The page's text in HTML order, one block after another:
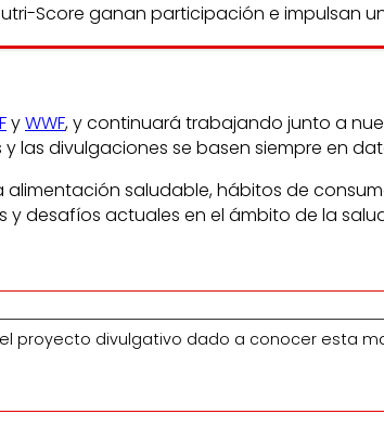
Score ganan participación e impulsan
yWWF, y continuará trabajando junto a
divulgaciones se basen siempre en
alimentación saludable, hábitos de
desafíos actuales en el ámbito de la
proyecto divulgativo dado a conocer esta